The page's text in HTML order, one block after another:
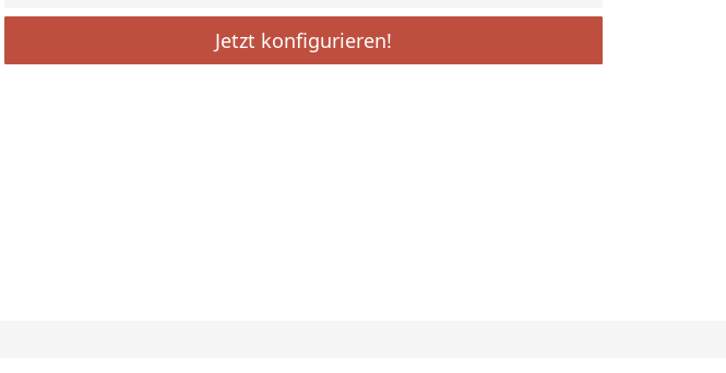
Jetzt konfigurieren!